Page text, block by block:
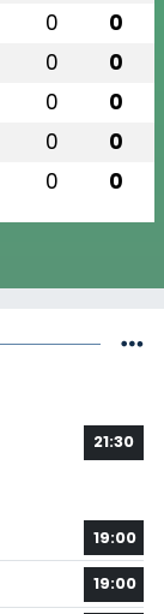
0 0
0 0
0 0
0 0
0 0
21:30
19:00
19:00